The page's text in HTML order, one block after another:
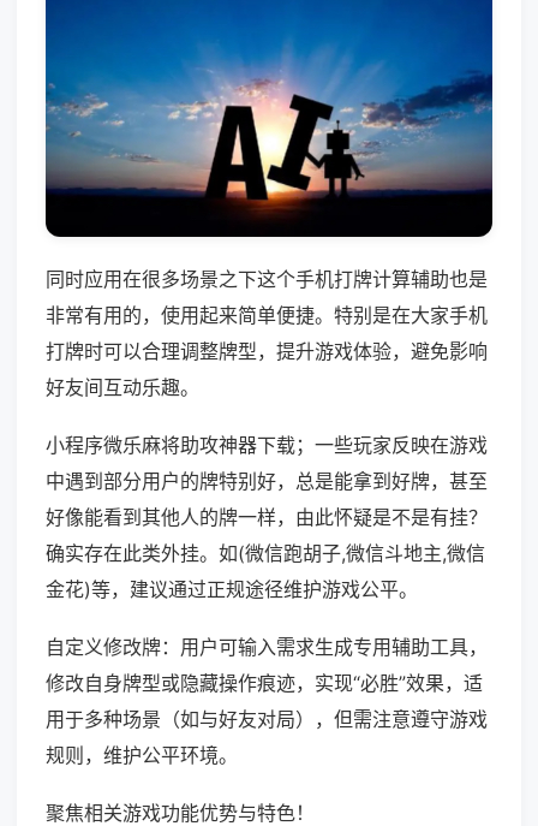
同时应用在很多场景之下这个手机打牌计算辅助也是
非常有用的，使用起来简单便捷。特别是在大家手机
打牌时可以合理调整牌型，提升游戏体验，避免影响
好友间互动乐趣。
小程序微乐麻将助攻神器下载；一些玩家反映在游戏
中遇到部分用户的牌特别好，总是能拿到好牌，甚至
好像能看到其他人的牌一样，由此怀疑是不是有挂？
确实存在此类外挂。如(微信跑胡子,微信斗地主,微信
金花)等，建议通过正规途径维护游戏公平。
自定义修改牌：用户可输入需求生成专用辅助工具，
修改自身牌型或隐藏操作痕迹，实现“必胜”效果，适
用于多种场景（如与好友对局），但需注意遵守游戏
规则，维护公平环境。
聚焦相关游戏功能优势与特色！